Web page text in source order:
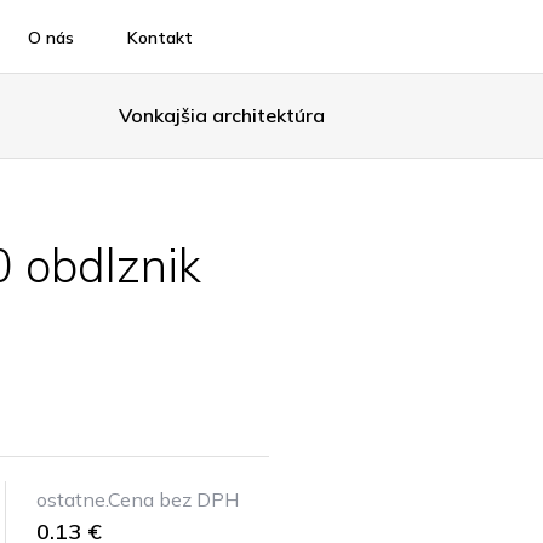
O nás Kontakt
Vonkajšia architektúra
obdlznik
ostatne.Cena bez DPH
0.13 €